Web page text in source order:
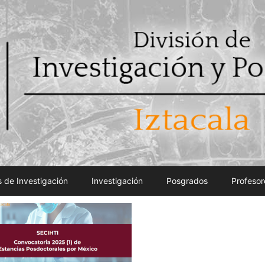
de Investigación Investigación Posgrados